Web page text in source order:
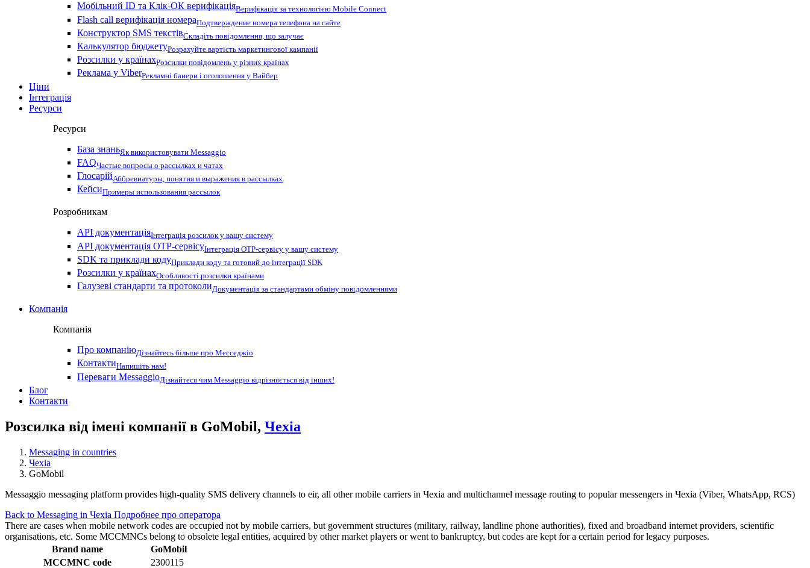
Мобільний ID та Клік-ОК верифікаціяВерифікація за технологією Mobile Connect
Flash call верифікація номераПодтверждение номера телефона на сайте
Конструктор SMS текстівСкладіть повідомлення, що залучає
Калькулятор бюджетуРозрахуйте вартість маркетингової кампанії
Розсилки у країнахРозсилки повідомлень у різних країнах
Реклама у ViberРекламні банери і оголошення у Вайбер
Ціни
Інтеграція
Ресурси
Ресурси
База знаньЯк використовувати Messaggio
FAQЧастые вопросы о рассылках и чатах
ГлосарійАббревиатуры, понятия и выражения в рассылках
КейсиПримеры использования рассылок
Розробникам
API документаціяІнтеграція розсилок у вашу систему
API документація OTP-сервісуІнтеграція OTP-сервісу у вашу систему
SDK та приклади кодуПриклади коду та готовий до інтеграції SDK
Розсилки у країнахОсобливості розсилки країнами
Галузеві стандарти та протоколиДокументація за стандартами обміну повідомленнями
Компанія
Компанія
Про компаніюДізнайтесь більше про Месседжіо
КонтактиНапишіть нам!
Переваги MessaggioДізнайтеся чим Messaggio відрізняється від інших!
Блог
Контакти
Розсилка від імені компанії в GoMobil, Чехіа
Messaging in countries
Чехіа
GoMobil
Messaggio messaging platform provides high-quality SMS delivery channels to eir, all other mobile carriers in Чехіа and multichannel message routing to popular messengers in Чехіа (Viber, WhatsApp, RCS)
Back to Messaging in Чехіа Подробнее про оператора
There are cases when mobile network codes are occupied not by mobile carriers, but government structures (military, railway, landline phone authorities), fixed and broadband internet providers, scientific
organisations, etc. Some MCCMNCs belong to obsolete legal entities, acquired by other market players or went to bankruptcy, but codes are kept for a certain period for legacy purposes.
Brand name
GoMobil
MCCMNC code
2300115